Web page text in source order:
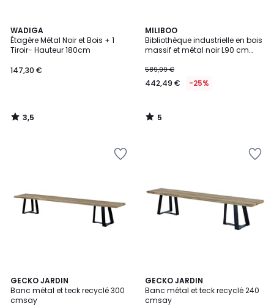
WADIGA
Étagère Métal Noir et Bois + 1
Tiroir- Hauteur 180cm
147,30 €
3,5
/ 5
3,5
/
MILIBOO
Bibliothèque industrielle en bois
massif et métal noir L90 cm
589,99 €
442,49 € -25%
5
/
5
5
/
GECKO JARDIN
Banc métal et teck recyclé 300
cmsay
GECKO JARDIN
Banc métal et teck recyclé 240
cmsay